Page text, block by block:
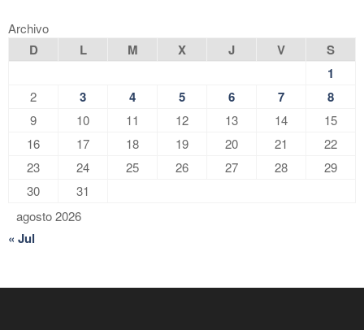
Archivo
agosto 2026
D L M X J V
S
1
2 3 4 5 6 7 8
9 10 11 12 13 14
15
16
17 18 19 20 21
22
23
24 25 26 27 28
29
30
31
« Jul